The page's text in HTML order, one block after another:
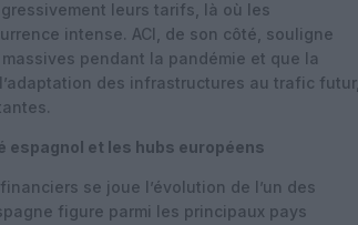
leurs tarifs, là où les
intense. ACI, de son côté, souligne
pendant la pandémie et que la
des infrastructures au trafic futur,
espagnol et les hubs européens
se joue l’évolution de l’un des
figure parmi les principaux pays